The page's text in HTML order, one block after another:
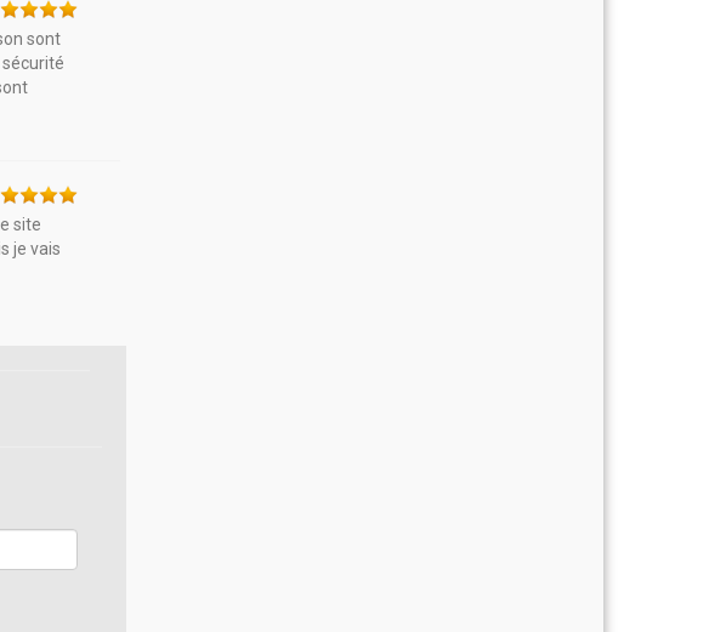
sont
site
je vais